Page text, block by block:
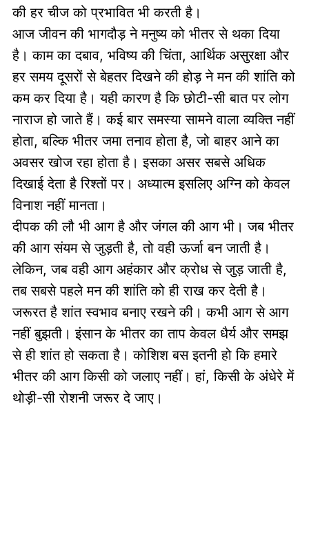
की हर चीज को प्रभावित भी करती है।
आज जीवन की भागदौड़ ने मनुष्य को भीतर से थका दिया
है। काम का दबाव, भविष्य की चिंता, आर्थिक असुरक्षा और
हर समय दूसरों से बेहतर दिखने की होड़ ने मन की शांति को
कम कर दिया है। यही कारण है कि छोटी-सी बात पर लोग
नाराज हो जाते हैं। कई बार समस्या सामने वाला व्यक्ति नहीं
होता, बल्कि भीतर जमा तनाव होता है, जो बाहर आने का
अवसर खोज रहा होता है। इसका असर सबसे अधिक
दिखाई देता है रिश्तों पर। अध्यात्म इसलिए अग्नि को केवल
विनाश नहीं मानता।
दीपक की लौ भी आग है और जंगल की आग भी। जब भीतर
की आग संयम से जुड़ती है, तो वही ऊर्जा बन जाती है।
लेकिन, जब वही आग अहंकार और क्रोध से जुड़ जाती है,
तब सबसे पहले मन की शांति को ही राख कर देती है।
जरूरत है शांत स्वभाव बनाए रखने की। कभी आग से आग
नहीं बुझती। इंसान के भीतर का ताप केवल धैर्य और समझ
से ही शांत हो सकता है। कोशिश बस इतनी हो कि हमारे
भीतर की आग किसी को जलाए नहीं। हां, किसी के अंधेरे में
थोड़ी-सी रोशनी जरूर दे जाए।